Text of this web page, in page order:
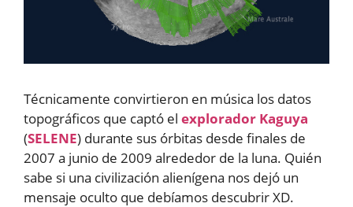
Técnicamente convirtieron en música los datos
topográficos que captó el explorador Kaguya
(SELENE) durante sus órbitas desde finales de
2007 a junio de 2009 alrededor de la luna. Quién
sabe si una civilización alienígena nos dejó un
mensaje oculto que debíamos descubrir XD.